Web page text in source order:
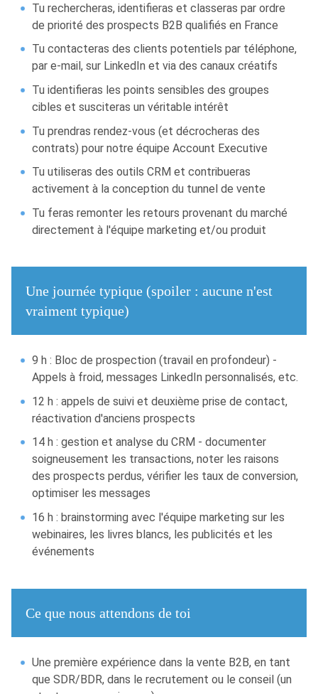
Tu rechercheras, identifieras et classeras par ordre
de priorité des prospects B2B qualifiés en France
Tu contacteras des clients potentiels par téléphone,
par e-mail, sur LinkedIn et via des canaux créatifs
Tu identifieras les points sensibles des groupes
cibles et susciteras un véritable intérêt
Tu prendras rendez-vous (et décrocheras des
contrats) pour notre équipe Account Executive
Tu utiliseras des outils CRM et contribueras
activement à la conception du tunnel de vente
Tu feras remonter les retours provenant du marché
directement à l'équipe marketing et/ou produit
Une journée typique (spoiler : aucune n'est
vraiment typique)
9 h : Bloc de prospection (travail en profondeur) -
Appels à froid, messages LinkedIn personnalisés, etc.
12 h : appels de suivi et deuxième prise de contact,
réactivation d'anciens prospects
14 h : gestion et analyse du CRM - documenter
soigneusement les transactions, noter les raisons
des prospects perdus, vérifier les taux de conversion,
optimiser les messages
16 h : brainstorming avec l'équipe marketing sur les
webinaires, les livres blancs, les publicités et les
événements
Ce que nous attendons de toi
Une première expérience dans la vente B2B, en tant
que SDR/BDR, dans le recrutement ou le conseil (un